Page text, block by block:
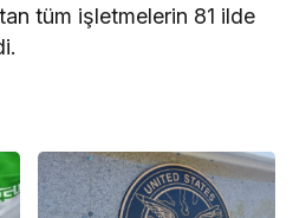
tüm işletmelerin 81 ilde